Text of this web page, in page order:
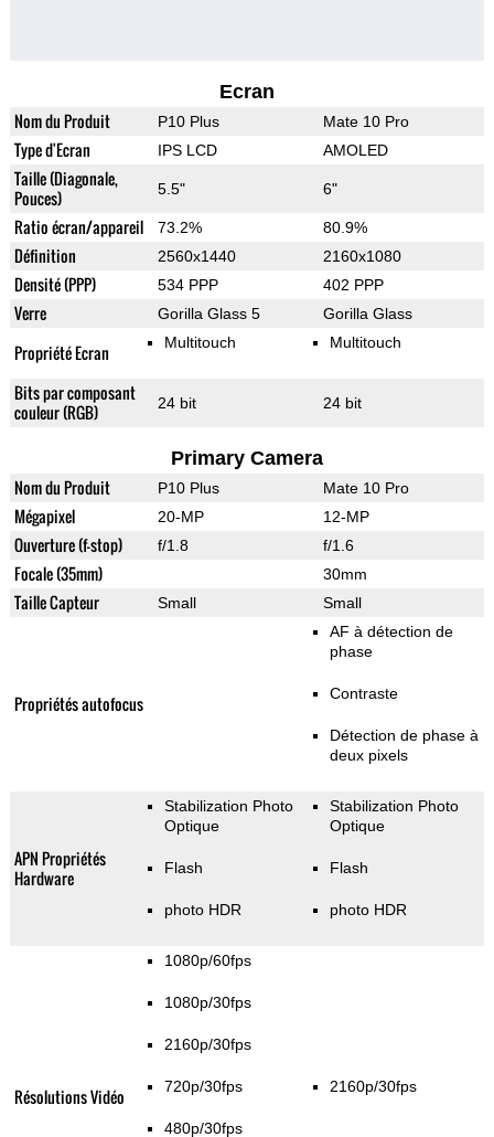
Ecran
Nom du Produit P10 Plus Mate 10 Pro
Type d'Ecran IPS LCD AMOLED
Taille (Diagonale,
Pouces)
5.5" 6"
Ratio écran/appareil 73.2% 80.9%
Définition 2560x1440 2160x1080
Densité (PPP) 534 PPP 402 PPP
Verre Gorilla Glass 5 Gorilla Glass
Propriété Ecran Multitouch Multitouch
Bits par composant
couleur (RGB)
24 bit 24 bit
Primary Camera
Nom du Produit P10 Plus Mate 10 Pro
Mégapixel 20-MP 12-MP
Ouverture (f-stop) f/1.8 f/1.6
Focale (35mm) 30mm
Taille Capteur Small Small
Propriétés autofocus
AF à détection de
phase
Contraste
Détection de phase à
deux pixels
APN Propriétés
Hardware
Stabilization Photo
Optique
Flash
photo HDR
Stabilization Photo
Optique
Flash
photo HDR
Résolutions Vidéo
1080p/60fps
1080p/30fps
2160p/30fps
720p/30fps
480p/30fps
2160p/30fps